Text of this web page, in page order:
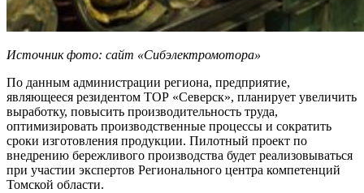
Источник фото: сайт «Сибэлектромотора»
По данным администрации региона, предприятие,
являющееся резидентом ТОР «Северск», планирует увеличить
выработку, повысить производительность труда,
оптимизировать производственные процессы и сократить
сроки изготовления продукции. Пилотный проект по
внедрению бережливого производства будет реализовываться
при участии экспертов Регионального центра компетенций
Томской области.